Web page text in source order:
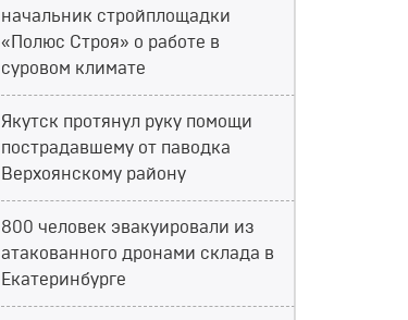
начальник стройплощадки
«Полюс Строя» о работе в
суровом климате
Якутск протянул руку помощи
пострадавшему от паводка
Верхоянскому району
800 человек эвакуировали из
атакованного дронами склада в
Екатеринбурге